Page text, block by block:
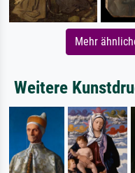
Mehr
Weitere